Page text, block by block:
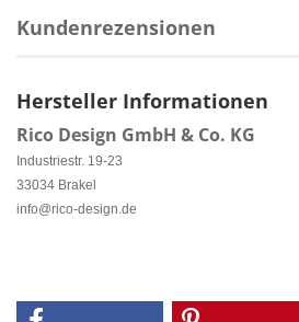
Kundenrezensionen
Hersteller Informationen
Rico Design GmbH & Co. KG
Industriestr. 19-23
33034 Brakel
info@rico-design.de